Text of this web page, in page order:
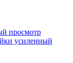
просмотр
усиленный